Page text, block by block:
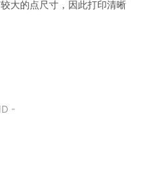
大的点尺寸，因此打印清晰
-